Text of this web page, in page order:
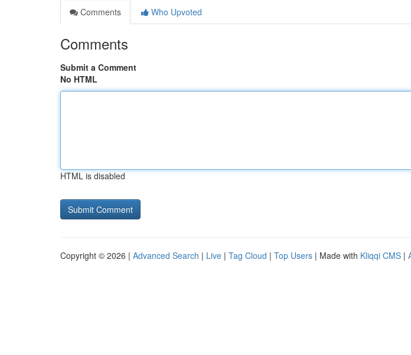
Comments
Who Upvoted
Comments
Submit a Comment
No HTML
HTML is disabled
Copyright © 2026 | Advanced Search | Live | Tag Cloud | Top Users | Made with Kliqqi CMS |